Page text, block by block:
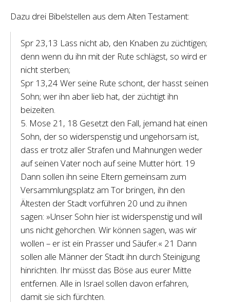
Dazu drei Bibelstellen aus dem Alten Testament:
Spr 23,13 Lass nicht ab, den Knaben zu züchtigen;
denn wenn du ihn mit der Rute schlägst, so wird er
nicht sterben;
Spr 13,24 Wer seine Rute schont, der hasst seinen
Sohn; wer ihn aber lieb hat, der züchtigt ihn
beizeiten.
5. Mose 21, 18 Gesetzt den Fall, jemand hat einen
Sohn, der so widerspenstig und ungehorsam ist,
dass er trotz aller Strafen und Mahnungen weder
auf seinen Vater noch auf seine Mutter hört. 19
Dann sollen ihn seine Eltern gemeinsam zum
Versammlungsplatz am Tor bringen, ihn den
Ältesten der Stadt vorführen 20 und zu ihnen
sagen: »Unser Sohn hier ist widerspenstig und will
uns nicht gehorchen. Wir können sagen, was wir
wollen – er ist ein Prasser und Säufer.« 21 Dann
sollen alle Männer der Stadt ihn durch Steinigung
hinrichten. Ihr müsst das Böse aus eurer Mitte
entfernen. Alle in Israel sollen davon erfahren,
damit sie sich fürchten.